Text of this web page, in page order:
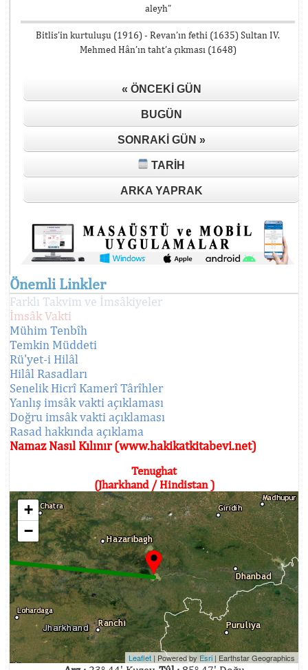
aleyh”
Bitlis’in kurtuluşu (1916) - Revan’ın fethi (1635) Sultan IV.
Mehmed Hân’ın taht’a çıkması (1648)
« ÖNCEKI GÜN
BUGÜN
SONRAKI GÜN »
TARIH
ARKA YAPRAK
Önemli Linkler
Farklı Takvim ve İmsâkiyeler
İmsâk Vakti
Mühim Tenbîh
Temkin Müddeti
Rü'yet-i Hilâl
Hilâl Rasadları
Senelik Hicrî Kamerî Târîhler
Yanlış imsâk vakti açıklaması
Doğru imsâk vakti açıklaması
Rasad hakkında açıklama
Namaz Nasıl Kılınır (www.hakikatkitabevi.net)
Tenughat
(Jharkhand / Hindistan )
+
−
Leaflet | Powered by Esri | Earthstar Geographics